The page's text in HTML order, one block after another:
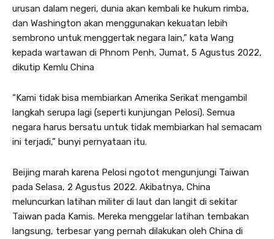
urusan dalam negeri, dunia akan kembali ke hukum rimba,
dan Washington akan menggunakan kekuatan lebih
sembrono untuk menggertak negara lain,” kata Wang
kepada wartawan di Phnom Penh, Jumat, 5 Agustus 2022,
dikutip Kemlu China
“Kami tidak bisa membiarkan Amerika Serikat mengambil
langkah serupa lagi (seperti kunjungan Pelosi). Semua
negara harus bersatu untuk tidak membiarkan hal semacam
ini terjadi,” bunyi pernyataan itu.
Beijing marah karena Pelosi ngotot mengunjungi Taiwan
pada Selasa, 2 Agustus 2022. Akibatnya, China
meluncurkan latihan militer di laut dan langit di sekitar
Taiwan pada Kamis. Mereka menggelar latihan tembakan
langsung, terbesar yang pernah dilakukan oleh China di